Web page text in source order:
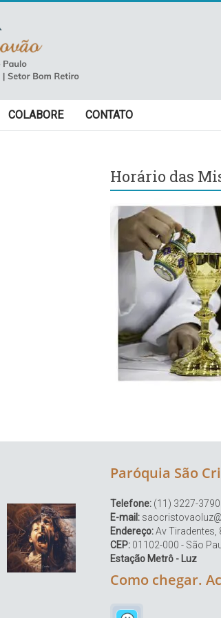
COLABORE CONTATO
Horário das
Paróquia São
Telefone: (11) 3227-
E-mail:
Endereço:Av Tiradentes,
CEP: 01102-000 - São
Estação Metrô - Luz
Como chegar.